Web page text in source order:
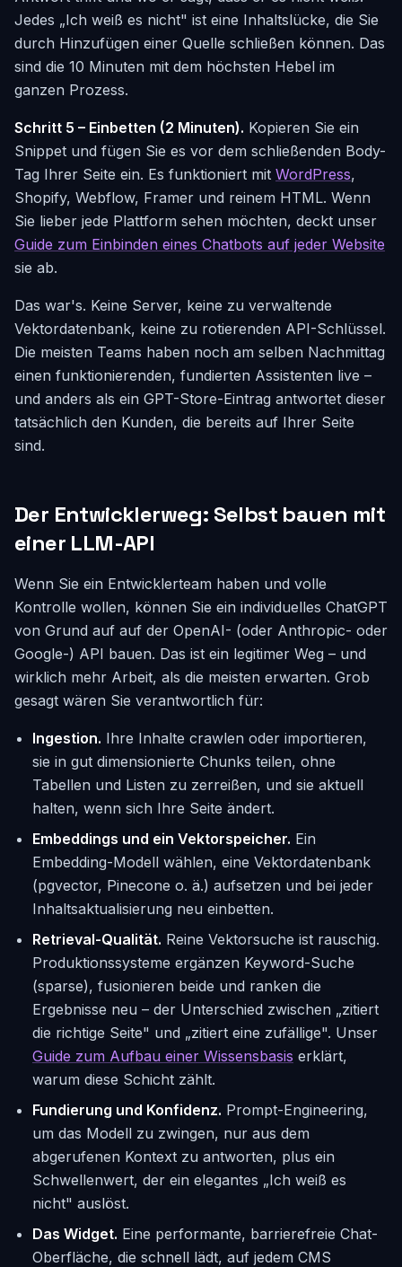
Jedes „Ich weiß es nicht" ist eine Inhaltslücke, die Sie
durch Hinzufügen einer Quelle schließen können. Das
sind die 10 Minuten mit dem höchsten Hebel im
ganzen Prozess.
Schritt 5 – Einbetten (2 Minuten). Kopieren Sie ein
Snippet und fügen Sie es vor dem schließenden Body-
Tag Ihrer Seite ein. Es funktioniert mit WordPress,
Shopify, Webflow, Framer und reinem HTML. Wenn
Sie lieber jede Plattform sehen möchten, deckt unser
Guide zum Einbinden eines Chatbots auf jeder Website
sie ab.
Das war's. Keine Server, keine zu verwaltende
Vektordatenbank, keine zu rotierenden API-Schlüssel.
Die meisten Teams haben noch am selben Nachmittag
einen funktionierenden, fundierten Assistenten live –
und anders als ein GPT-Store-Eintrag antwortet dieser
tatsächlich den Kunden, die bereits auf Ihrer Seite
sind.
Der Entwicklerweg: Selbst bauen mit
einer LLM-API
Wenn Sie ein Entwicklerteam haben und volle
Kontrolle wollen, können Sie ein individuelles ChatGPT
von Grund auf auf der OpenAI- (oder Anthropic- oder
Google-) API bauen. Das ist ein legitimer Weg – und
wirklich mehr Arbeit, als die meisten erwarten. Grob
gesagt wären Sie verantwortlich für:
Ingestion. Ihre Inhalte crawlen oder importieren,
sie in gut dimensionierte Chunks teilen, ohne
Tabellen und Listen zu zerreißen, und sie aktuell
halten, wenn sich Ihre Seite ändert.
Embeddings und ein Vektorspeicher. Ein
Embedding-Modell wählen, eine Vektordatenbank
(pgvector, Pinecone o. ä.) aufsetzen und bei jeder
Inhaltsaktualisierung neu einbetten.
Retrieval-Qualität. Reine Vektorsuche ist rauschig.
Produktionssysteme ergänzen Keyword-Suche
(sparse), fusionieren beide und ranken die
Ergebnisse neu – der Unterschied zwischen „zitiert
die richtige Seite" und „zitiert eine zufällige". Unser
Guide zum Aufbau einer Wissensbasis erklärt,
warum diese Schicht zählt.
Fundierung und Konfidenz. Prompt-Engineering,
um das Modell zu zwingen, nur aus dem
abgerufenen Kontext zu antworten, plus ein
Schwellenwert, der ein elegantes „Ich weiß es
nicht" auslöst.
Das Widget. Eine performante, barrierefreie Chat-
Oberfläche, die schnell lädt, auf jedem CMS